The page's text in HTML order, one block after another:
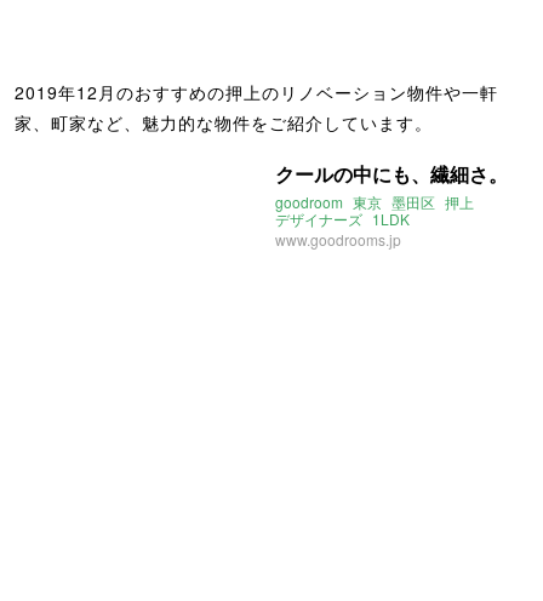
2019年12月のおすすめの押上のリノベーション物件や一軒
家、町家など、魅力的な物件をご紹介しています。
クールの中にも、繊細さ。
goodroom 東京 墨田区 押上
デザイナーズ 1LDK
2019年12月のおすすめ
www.goodrooms.jp